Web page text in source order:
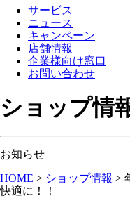
サービス
ニュース
キャンペーン
店舗情報
企業様向け窓口
お問い合わせ
ショップ情
お知らせ
HOME > ショップ情報 >
快適に！！